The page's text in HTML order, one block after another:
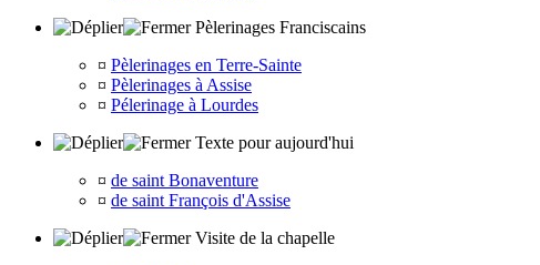
Pèlerinages Franciscains
¤ Pèlerinages en Terre-Sainte
¤ Pèlerinages à Assise
¤ Pélerinage à Lourdes
Texte pour aujourd'hui
¤ de saint Bonaventure
¤ de saint François d'Assise
Visite de la chapelle